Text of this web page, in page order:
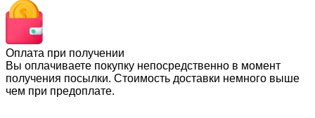
Оплата при получении
Вы оплачиваете покупку непосредственно в момент
получения посылки. Стоимость доставки немного выше
чем при предоплате.